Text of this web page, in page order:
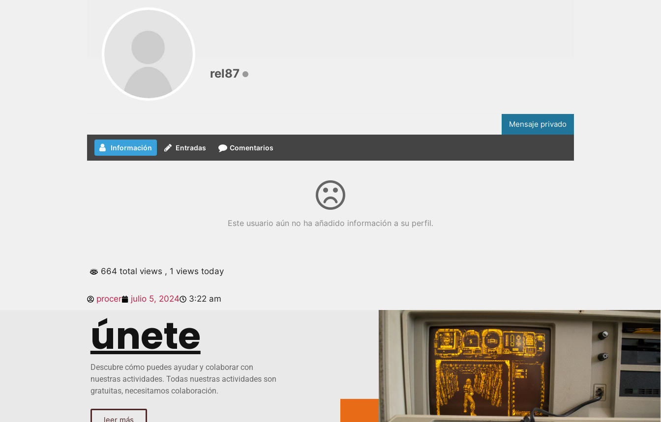
rel87
Mensaje privado
Información Entradas Comentarios
Este usuario aún no ha añadido información a su perfil.
664 total views , 1 views today
procer julio 5, 2024 3:22 am
únete
Descubre cómo puedes ayudar y colaborar con
nuestras actividades. Todas nuestras actividades son
gratuitas, necesitamos colaboración.
leer más